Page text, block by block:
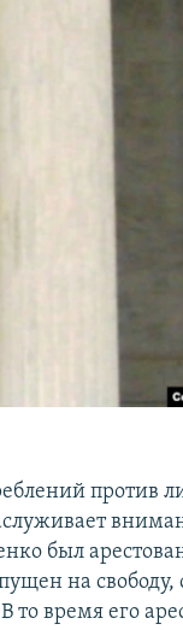
против
был
на свободу,
то время его